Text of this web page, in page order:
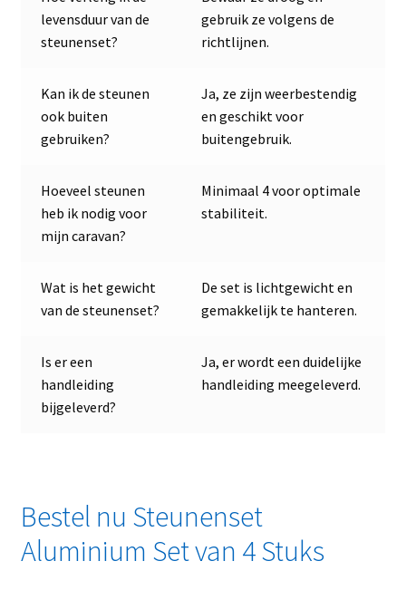
levensduur van de
steunenset?
gebruik ze volgens de
richtlijnen.
Kan ik de steunen
ook buiten
gebruiken?
Ja, ze zijn weerbestendig
en geschikt voor
buitengebruik.
Hoeveel steunen
heb ik nodig voor
mijn caravan?
Minimaal 4 voor optimale
stabiliteit.
Wat is het gewicht
van de steunenset?
De set is lichtgewicht en
gemakkelijk te hanteren.
Is er een
handleiding
bijgeleverd?
Ja, er wordt een duidelijke
handleiding meegeleverd.
Bestel nu Steunenset
Aluminium Set van 4 Stuks